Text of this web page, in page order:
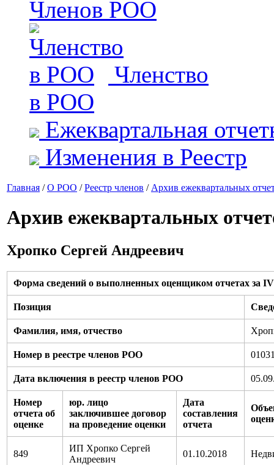
Членов РОО
Членство
в РОО
Ежеквартальная
Изменения в Реестр
Главная /О РОО /Реестр членов / Архив ежеквартальных
Архив ежеквартальных
Хропко Сергей Андреевич
Форма сведений о выполненных оценщиком отчетах за IV
Позиция
Фамилия, имя, отчество
Номер в реестре членов РОО
Дата включения в реестр членов РОО
Номер
отчета об
оценке
юр. лицо
заключившее договор
на проведение оценки
Дата
составления
отчета
849
ИП Хропко Сергей
Андреевич
01.10.2018